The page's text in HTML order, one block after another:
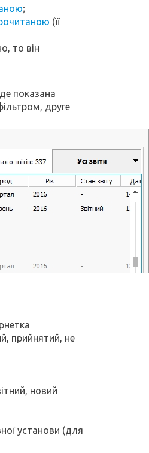
;
(її
то він
показана
друге
прийнятий, не
новий
установи (для